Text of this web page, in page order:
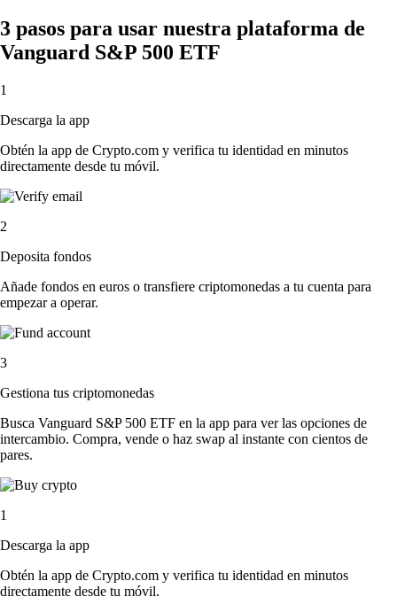
3 pasos para usar nuestra plataforma de
Vanguard S&P 500 ETF
1
Descarga la app
Obtén la app de Crypto.com y verifica tu identidad en minutos
directamente desde tu móvil.
2
Deposita fondos
Añade fondos en euros o transfiere criptomonedas a tu cuenta para
empezar a operar.
3
Gestiona tus criptomonedas
Busca Vanguard S&P 500 ETF en la app para ver las opciones de
intercambio. Compra, vende o haz swap al instante con cientos de
pares.
1
Descarga la app
Obtén la app de Crypto.com y verifica tu identidad en minutos
directamente desde tu móvil.